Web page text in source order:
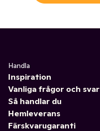
Handla
Inspiration
Vanliga frågor och svar
Så handlar du
Hemleverans
Färskvarugaranti